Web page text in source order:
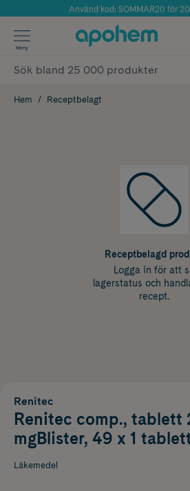
Årets Butik 2025 inom
Använd kod: SOMMAR20 för
✓ Fri frakt
✓ Poäng på alla köp*
Meny
Hem Receptbelagt
Receptbelagd
Logga in för att
lagerstatus och
recept.
Renitec
Renitec comp., tablett
mgBlister, 49 x 1
Läkemedel